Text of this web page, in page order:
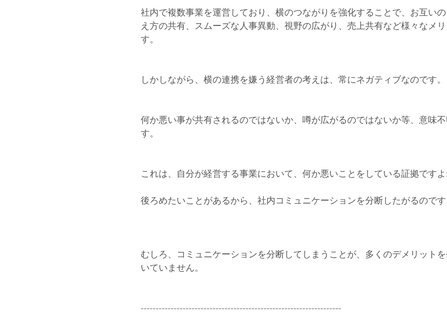
社内で複数事業を運営しており、横のつながりを強化することで、お互い
え方の共有、スムーズな人事異動、視野の広がり、売上共有など様々なメ
す。
しかしながら、横の連携を嫌う経営者の考えは、常にネガティブなのです。
何か悪い事が共有されるのではないか、噂が広がるのではないか等、意味
す。
これは、自分が経営する事業において、何か悪いことをしている証拠です
後ろめたいことがあるから、社内コミュニケーションを分断したがるのです
むしろ、コミュニケーションを分断してしまうことが、多くのデメリット
いていません。
-------------------------------------------------------------------